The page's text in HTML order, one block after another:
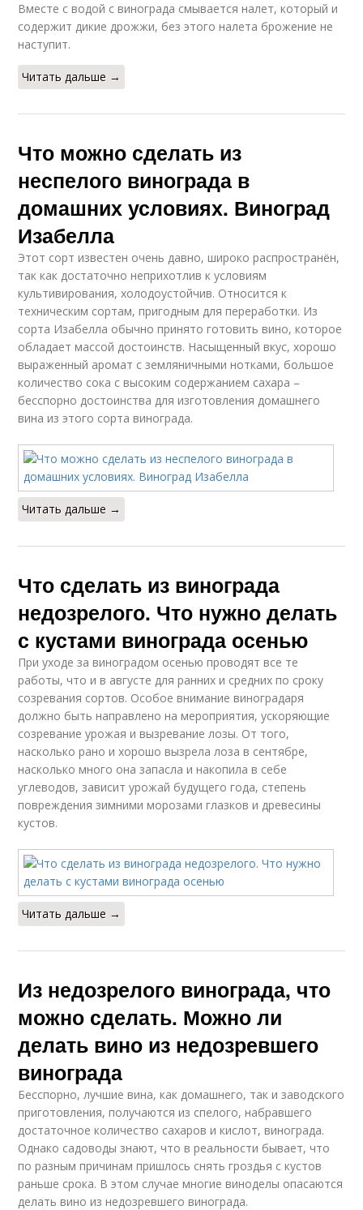
Вместе с водой с винограда смывается налет, который и
содержит дикие дрожжи, без этого налета брожение не
наступит.
Читать дальше →
Что можно сделать из
неспелого винограда в
домашних условиях. Виноград
Изабелла
Этот сорт известен очень давно, широко распространён,
так как достаточно неприхотлив к условиям
культивирования, холодоустойчив. Относится к
техническим сортам, пригодным для переработки. Из
сорта Изабелла обычно принято готовить вино, которое
обладает массой достоинств. Насыщенный вкус, хорошо
выраженный аромат с земляничными нотками, большое
количество сока с высоким содержанием сахара –
бесспорно достоинства для изготовления домашнего
вина из этого сорта винограда.
Читать дальше →
Что сделать из винограда
недозрелого. Что нужно делать
с кустами винограда осенью
При уходе за виноградом осенью проводят все те
работы, что и в августе для ранних и средних по сроку
созревания сортов. Особое внимание виноградаря
должно быть направлено на мероприятия, ускоряющие
созревание урожая и вызревание лозы. От того,
насколько рано и хорошо вызрела лоза в сентябре,
насколько много она запасла и накопила в себе
углеводов, зависит урожай будущего года, степень
повреждения зимними морозами глазков и древесины
кустов.
Читать дальше →
Из недозрелого винограда, что
можно сделать. Можно ли
делать вино из недозревшего
винограда
Бесспорно, лучшие вина, как домашнего, так и заводского
приготовления, получаются из спелого, набравшего
достаточное количество сахаров и кислот, винограда.
Однако садоводы знают, что в реальности бывает, что
по разным причинам пришлось снять гроздья с кустов
раньше срока. В этом случае многие виноделы опасаются
делать вино из недозревшего винограда.